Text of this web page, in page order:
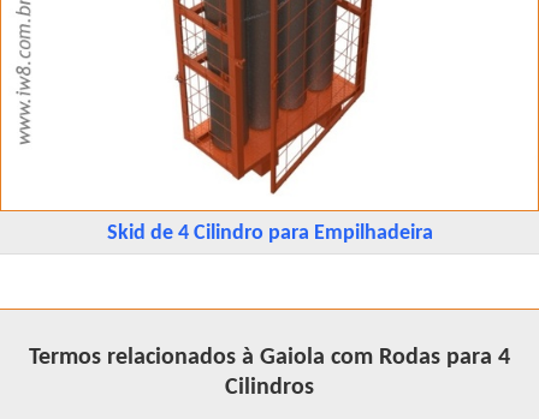
Skid de 4 Cilindro para Empilhadeira
Termos relacionados à Gaiola com Rodas para 4
Cilindros